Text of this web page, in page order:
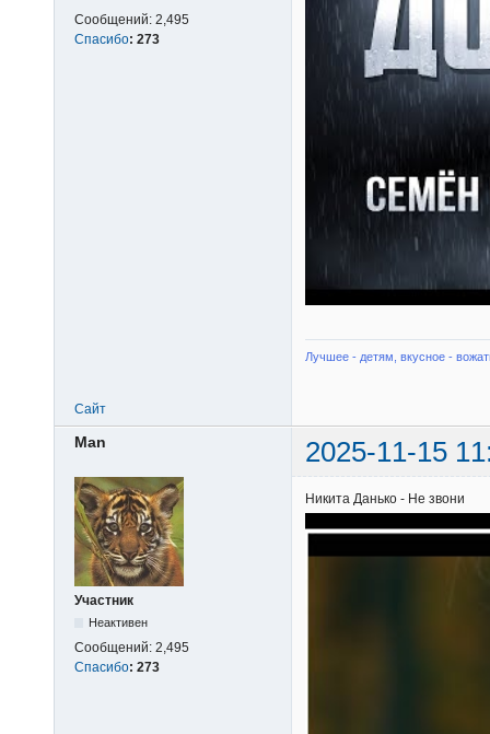
Сообщений: 2,495
Спасибо: 273
Лучшее - детям, вкусное -
Сайт
Man 2025-11-15
Участник
Неактивен
Сообщений: 2,495
Спасибо: 273
Никита Данько - Не звони